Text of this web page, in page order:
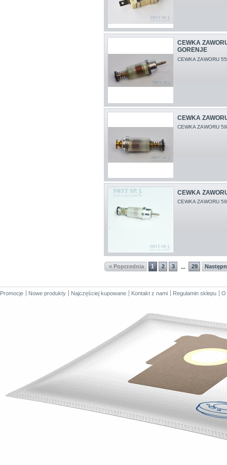
CEWKA
GORENJE
CEWKA ZAWORU
CEWKA
CEWKA ZAWORU
CEWKA
CEWKA ZAWORU
« Poprzednia 1 2 3 ... 29
Promocje Nowe produkty Najczęściej kupowane Kontakt z nami Regulamin sklepu O